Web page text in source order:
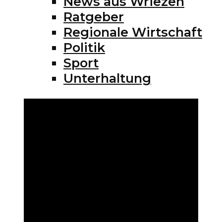
Ratgeber
Regionale Wirtschaft
Politik
Sport
Unterhaltung